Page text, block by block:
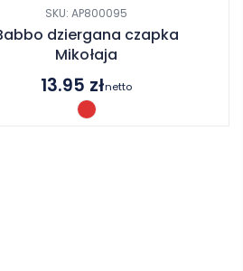
SKU: AP800095
dziergana czapka
Mikołaja
13.95 złnetto